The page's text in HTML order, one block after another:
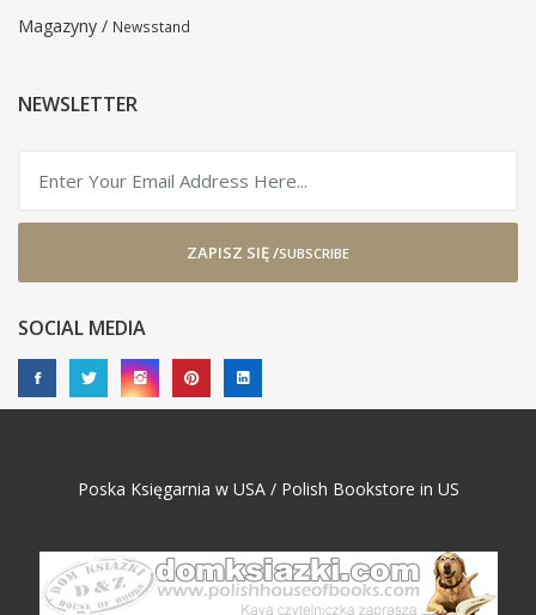
Magazyny / Newsstand
NEWSLETTER
ZAPISZ SIĘ /SUBSCRIBE
SOCIAL MEDIA
Poska Księgarnia w USA / Polish Bookstore in US